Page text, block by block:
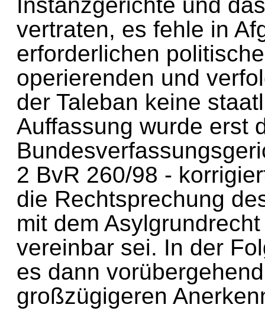
vertraten, es fehle in
erforderlichen
operierenden und
der Taleban keine
Auffassung wurde
2 BvR 260/98 -
die Rechtsprechung
mit dem
vereinbar sei. In der
es dann
großzügigeren